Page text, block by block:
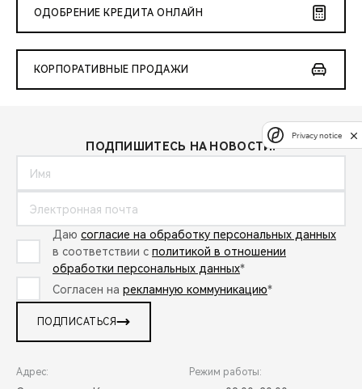
ОДОБРЕНИЕ КРЕДИТА ОНЛАЙН
КОРПОРАТИВНЫЕ ПРОДАЖИ
ПОДПИШИТЕСЬ НА НОВОСТИ:
Даю согласие на обработку персональных данных
в соответствии с политикой в отношении
обработки персональных данных*
Согласен на рекламную коммуникацию*
ПОДПИСАТЬСЯ
Адрес: Режим работы:
Privacy notice